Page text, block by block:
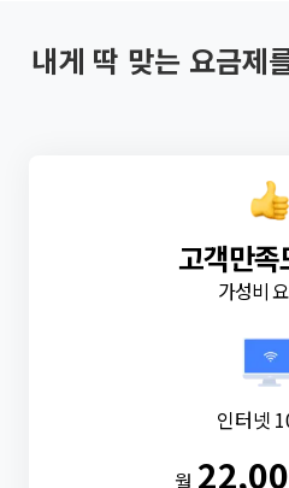
내게 딱 맞는 요금제
고객만족
가성비
인터넷
월